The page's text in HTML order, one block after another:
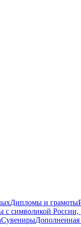
Дипломы и грамоты
с символикой России,
СувенирыДополненная